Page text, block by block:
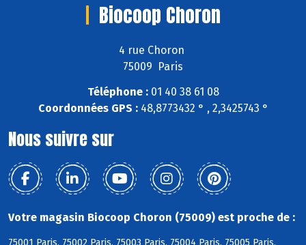
Biocoop Choron
4 rue Choron
75009 Paris
Téléphone :01 40 38 61 08
Coordonnées GPS :48,8773432 ° , 2,3425743 °
Nous suivre sur
Votre magasin Biocoop Choron (75009) est proche de :
75001 Paris, 75002 Paris, 75003 Paris, 75004 Paris, 75005 Paris,